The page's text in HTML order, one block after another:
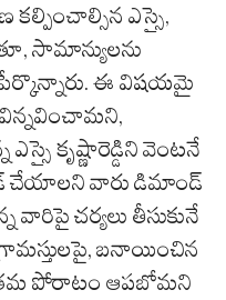
కల్పించాల్సిన ఎస్సై,
సామాన్యులను
ఈ విషయమై
విన్నవించామని,
కృష్ణారెడ్డిని వెంటనే
చేయాలని వారు డిమాండ్
వారిపై చర్యలు తీసుకునే
బనాయించిన
తమ పోరాటం ఆపబోమని